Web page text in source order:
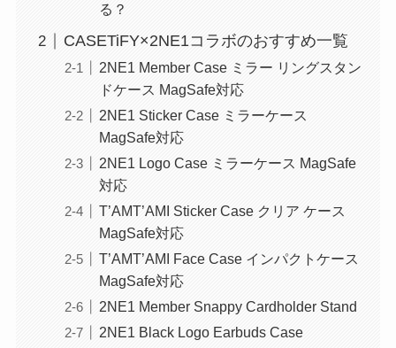
る？
CASETiFY×2NE1コラボのおすすめ一覧
2NE1 Member Case ミラー リングスタン
ドケース MagSafe対応
2NE1 Sticker Case ミラーケース
MagSafe対応
2NE1 Logo Case ミラーケース MagSafe
対応
T’AMT’AMI Sticker Case クリア ケース
MagSafe対応
T’AMT’AMI Face Case インパクトケース
MagSafe対応
2NE1 Member Snappy Cardholder Stand
2NE1 Black Logo Earbuds Case